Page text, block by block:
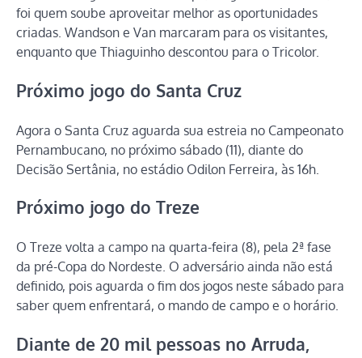
foi quem soube aproveitar melhor as oportunidades
criadas. Wandson e Van marcaram para os visitantes,
enquanto que Thiaguinho descontou para o Tricolor.
Próximo jogo do Santa Cruz
Agora o Santa Cruz aguarda sua estreia no Campeonato
Pernambucano, no próximo sábado (11), diante do
Decisão Sertânia, no estádio Odilon Ferreira, às 16h.
Próximo jogo do Treze
O Treze volta a campo na quarta-feira (8), pela 2ª fase
da pré-Copa do Nordeste. O adversário ainda não está
definido, pois aguarda o fim dos jogos neste sábado para
saber quem enfrentará, o mando de campo e o horário.
Diante de 20 mil pessoas no Arruda,